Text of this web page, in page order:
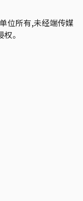
位所有,未经端传媒
。